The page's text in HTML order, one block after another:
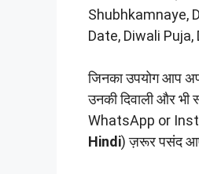
Shubhkamnaye,
Date, Diwali
जिनका उपयोग आप
उनकी दिवाली और
WhatsApp or
Hindi) ज़रूर पसंद